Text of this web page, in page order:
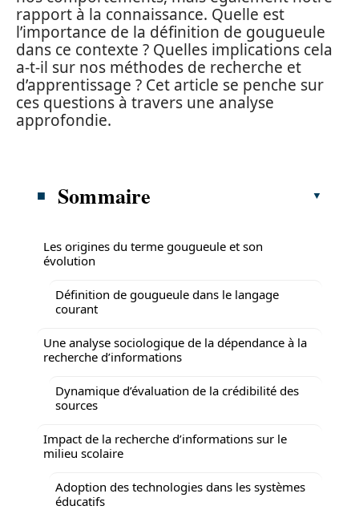
rapport à la connaissance. Quelle est
l’importance de la définition de gougueule
dans ce contexte ? Quelles implications cela
a-t-il sur nos méthodes de recherche et
d’apprentissage ? Cet article se penche sur
ces questions à travers une analyse
approfondie.
Sommaire
Les origines du terme gougueule et son
évolution
Définition de gougueule dans le langage
courant
Une analyse sociologique de la dépendance à la
recherche d’informations
Dynamique d’évaluation de la crédibilité des
sources
Impact de la recherche d’informations sur le
milieu scolaire
Adoption des technologies dans les systèmes
éducatifs